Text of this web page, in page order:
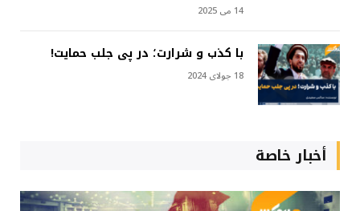
14 می 2025
با کذب و شرارت؛ در پی جلب حمایت!
18 جولای 2024
أخبار خاصة